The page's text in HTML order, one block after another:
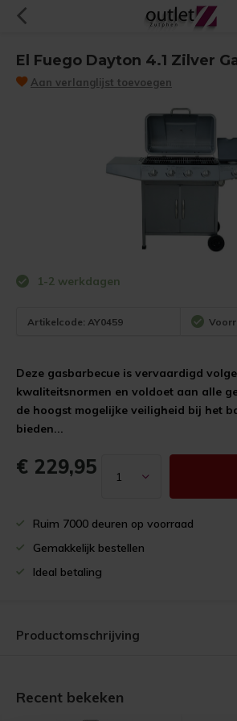
El Fuego Dayton 4.1 Zilver
Aan verlanglijst toevoegen
1-2 werkdagen
Artikelcode: AY0459
Deze gasbarbecue is vervaardigd
kwaliteitsnormen en voldoet aan alle
de hoogst mogelijke veiligheid bij het
bieden...
€ 229,95
Ruim 7000 deuren op voorraad
Gemakkelijk bestellen
Ideal betaling
Productomschrijving
Recent bekeken